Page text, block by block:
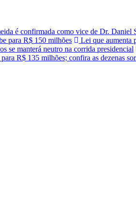
é confirmada como vice de Dr. Daniel
para R$ 150 milhões Lei que aumenta
se manterá neutro na corrida presidencial
R$ 135 milhões; confira as dezenas